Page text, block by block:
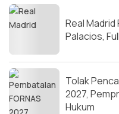
Real
Palacios,
Tolak
2027,
Hukum